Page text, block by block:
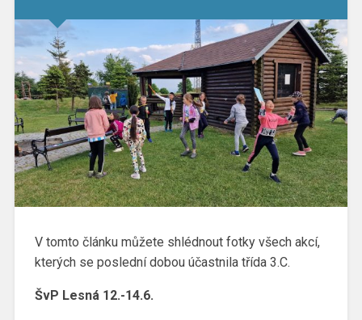
V tomto článku můžete shlédnout fotky všech akcí,
kterých se poslední dobou účastnila třída 3.C.
ŠvP Lesná 12.-14.6.